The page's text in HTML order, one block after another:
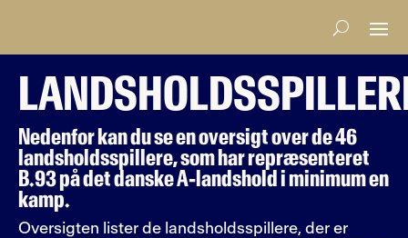
Nedenfor kan du se en oversigt over de 46
landsholdsspillere, som har repræsenteret
B.93 på det danske A-landshold i minimum en
kamp.
Oversigten lister de landsholdsspillere, der er